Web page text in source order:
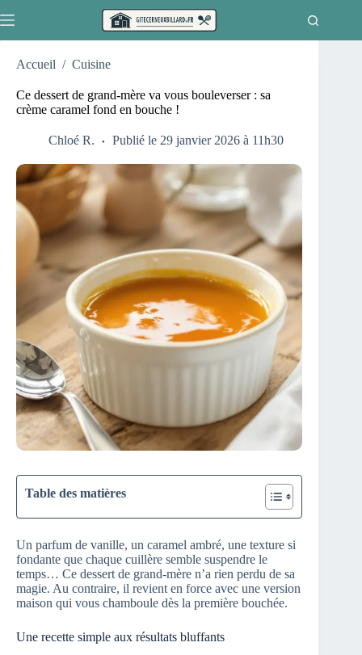
au
Accueil / Cuisine
Ce dessert de grand-mère va vous bouleverser : sa
crème caramel fond en bouche !
Chloé R. Publié le 29 janvier 2026 à 11h30
Table des matières
Un parfum de vanille, un caramel ambré, une texture si
fondante que chaque cuillère semble suspendre le
temps… Ce dessert de grand-mère n’a rien perdu de sa
magie. Au contraire, il revient en force avec une version
maison qui vous chamboule dès la première bouchée.
Une recette simple aux résultats bluffants